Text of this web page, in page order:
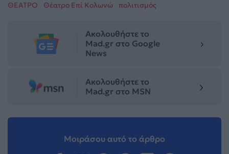
ΘΕΑΤΡΟ Θέατρο Επί Κολωνώ πολιτισμός
Ακολουθήστε το
Mad.gr στο Google
News
Ακολουθήστε το
Mad.gr στο MSN
Μοιράσου αυτό το άρθρο